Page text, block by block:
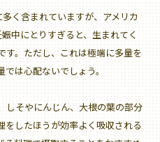
く含まれていますが、アメリカ
中にとりすぎると、生まれてく
す。ただし、これは極端に多量を
は心配ないでしょう。
しそやにんじん、大根の葉の部分
をしたほうが効率よく吸収される